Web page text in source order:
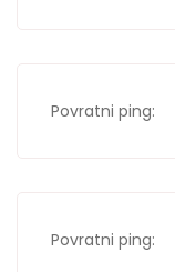
Povratni ping:
Povratni ping: